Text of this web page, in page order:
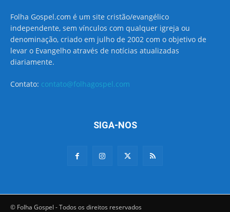
Folha Gospel.com é um site cristão/evangélico
independente, sem vínculos com qualquer igreja ou
denominação, criado em julho de 2002 com o objetivo de
levar o Evangelho através de notícias atualizadas
diariamente.
Contato: contato@folhagospel.com
SIGA-NOS
© Folha Gospel - Todos os direitos reservados